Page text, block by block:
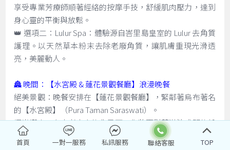
享受專業芳療師順著經絡的按摩手技，舒緩肌肉壓力，達到
身心靈的平衡與放鬆。
👑 選項二：Lulur Spa：體驗源自峇里島皇室的 Lulur 去角質
護理。以天然草本粉末去除老廢角質，讓肌膚重現光滑透
亮，美麗動人。
🏯 晚間：【水宮殿 & 蓮花景觀餐廳】浪漫晚餐
絕美景觀：晚餐安排在【蓮花景觀餐廳】，緊鄰著烏布著名
的【水宮殿】（Pura Taman Saraswati）。
燭光饗宴：在古老寺廟的背景下，您將面對著滿池盛開的粉
紅蓮花，伴隨著峇里島傳統舞蹈（有時需視表演時間而
首頁 一對一服務 私訊服務 TOP